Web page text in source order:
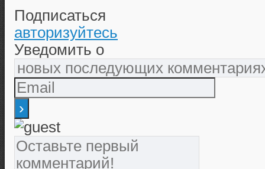
Подписаться
авторизуйтесь
Уведомить о